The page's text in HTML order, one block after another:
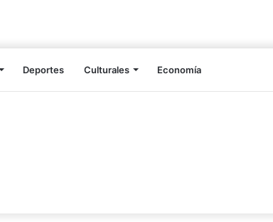
Deportes Culturales Economía